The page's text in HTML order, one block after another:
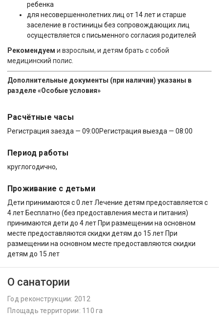
ребенка
для несовершеннолетних лиц от 14 лет и старше
заселение в гостиницы без сопровождающих лиц
осуществляется с письменного согласия родителей
Рекомендуем и взрослым, и детям брать с собой
медицинский полис.
Дополнительные документы (при наличии) указаны в
разделе «Особые условия»
Расчётные часы
Регистрация заезда — 09:00Регистрация выезда — 08:00
Период работы
круглогодично,
Проживание с детьми
Дети принимаются с 0 лет Лечение детям предоставляется с
4 лет Бесплатно (без предоставления места и питания)
принимаются дети до 4 лет При размещении на основном
месте предоставляются скидки детям до 15 лет При
размещении на основном месте предоставляются скидки
детям до 15 лет
О санатории
Год реконструкции: 2012
Площадь территории: 110 га